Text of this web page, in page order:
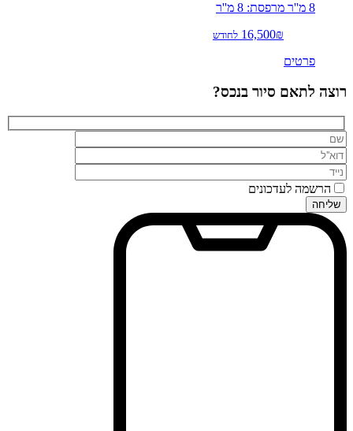
8 מ''ר
מרפסת: 8 מ''ר
16,500₪ לחודש
פרטים
רוצה לתאם סיור בנכס?
הרשמה לעדכונים
שליחה